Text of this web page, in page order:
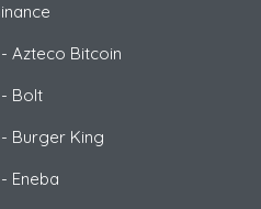
- Azteco Bitcoin
- Bolt
- Burger King
- Eneba